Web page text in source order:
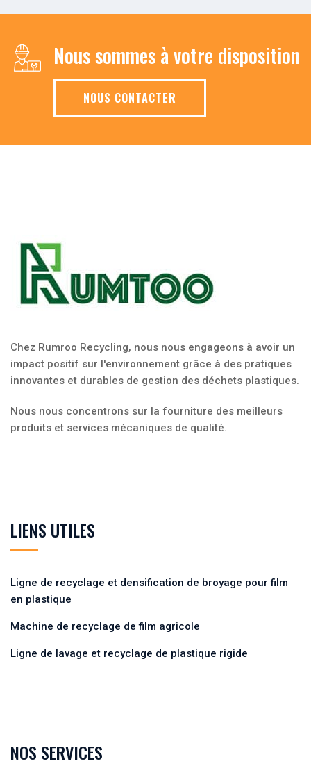
Nous sommes à votre disposition
NOUS CONTACTER
Chez Rumroo Recycling, nous nous engageons à avoir un
impact positif sur l'environnement grâce à des pratiques
innovantes et durables de gestion des déchets plastiques.
Nous nous concentrons sur la fourniture des meilleurs
produits et services mécaniques de qualité.
LIENS UTILES
Ligne de recyclage et densification de broyage pour film
en plastique
Machine de recyclage de film agricole
Ligne de lavage et recyclage de plastique rigide
NOS SERVICES